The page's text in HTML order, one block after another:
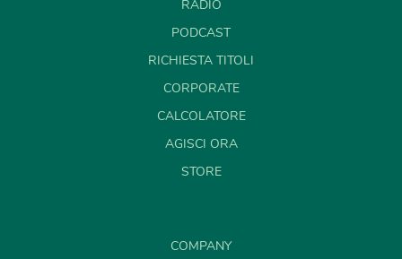
RADIO
PODCAST
RICHIESTA TITOLI
CORPORATE
CALCOLATORE
AGISCI ORA
STORE
COMPANY